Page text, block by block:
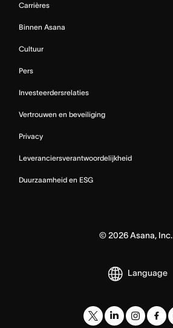
Carrières
Binnen Asana
Cultuur
Pers
Investeerdersrelaties
Vertrouwen en beveiliging
Privacy
Leveranciersverantwoordelijkheid
Duurzaamheid en ESG
© 2026Asana, Inc.
Language